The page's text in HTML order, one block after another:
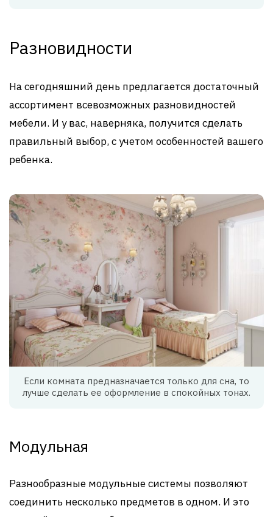
Разновидности
На сегодняшний день предлагается достаточный
ассортимент всевозможных разновидностей
мебели. И у вас, наверняка, получится сделать
правильный выбор, с учетом особенностей вашего
ребенка.
Если комната предназначается только для сна, то
лучше сделать ее оформление в спокойных тонах.
Модульная
Разнообразные модульные системы позволяют
соединить несколько предметов в одном. И это